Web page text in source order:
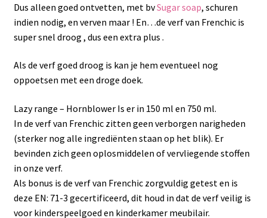
Dus alleen goed ontvetten, met bvSugar soap, schuren
indien nodig, en verven maar ! En…de verf van Frenchic is
super snel droog , dus een extra plus .
Als de verf goed droog is kan je hem eventueel nog
oppoetsen met een droge doek.
Lazy range – Hornblower Is er in 150 ml en 750 ml.
In de verf van Frenchic zitten geen verborgen narigheden
(sterker nog alle ingrediënten staan op het blik). Er
bevinden zich geen oplosmiddelen of vervliegende stoffen
in onze verf.
Als bonus is de verf van Frenchic zorgvuldig getest en is
deze EN: 71-3 gecertificeerd, dit houd in dat de verf veilig is
voor kinderspeelgoed en kinderkamer meubilair.